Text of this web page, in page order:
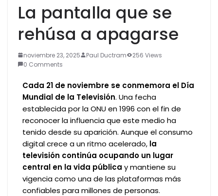
La pantalla que se
rehúsa a apagarse
noviembre 23, 2025 Paul Ductram
256 Views
0 Comments
Cada 21 de noviembre se conmemora el Día
Mundial de la Televisión. Una fecha
establecida por la ONU en 1996 con el fin de
reconocer la influencia que este medio ha
tenido desde su aparición. Aunque el consumo
digital crece a un ritmo acelerado, la
televisión continúa ocupando un lugar
central en la vida pública y mantiene su
vigencia como una de las plataformas más
confiables para millones de personas.